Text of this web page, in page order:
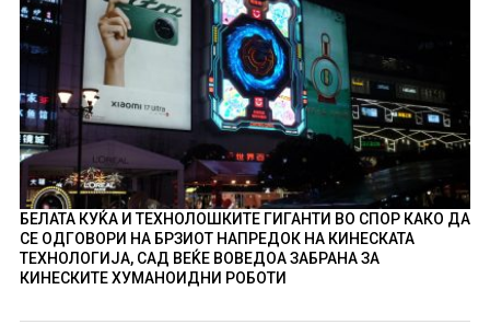
БЕЛАТА КУЌА И ТЕХНОЛОШКИТЕ ГИГАНТИ ВО СПОР КАКО ДА
СЕ ОДГОВОРИ НА БРЗИОТ НАПРЕДОК НА КИНЕСКАТА
ТЕХНОЛОГИЈА, САД ВЕЌЕ ВОВЕДОА ЗАБРАНА ЗА
КИНЕСКИТЕ ХУМАНОИДНИ РОБОТИ